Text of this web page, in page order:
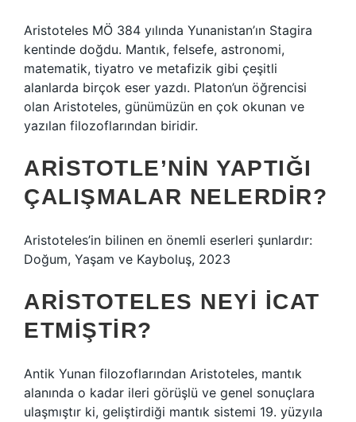
Aristoteles MÖ 384 yılında Yunanistan’ın Stagira
kentinde doğdu. Mantık, felsefe, astronomi,
matematik, tiyatro ve metafizik gibi çeşitli
alanlarda birçok eser yazdı. Platon’un öğrencisi
olan Aristoteles, günümüzün en çok okunan ve
yazılan filozoflarından biridir.
ARISTOTLE’NIN YAPTIĞI
ÇALIŞMALAR NELERDIR?
Aristoteles’in bilinen en önemli eserleri şunlardır:
Doğum, Yaşam ve Kayboluş, 2023
ARISTOTELES NEYI ICAT
ETMIŞTIR?
Antik Yunan filozoflarından Aristoteles, mantık
alanında o kadar ileri görüşlü ve genel sonuçlara
ulaşmıştır ki, geliştirdiği mantık sistemi 19. yüzyıla